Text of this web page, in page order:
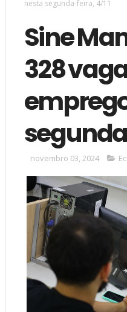
nesta segunda-feira, 4/11
Sine
328
novembro 03, 2024